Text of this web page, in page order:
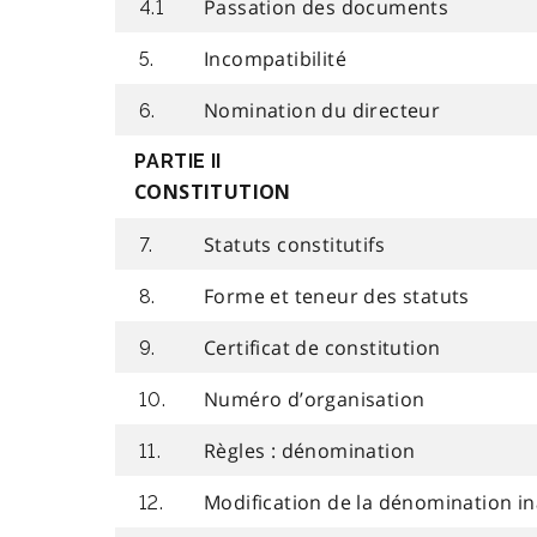
4.1 Passation des documents
5. Incompatibilité
6. Nomination du directeur
PARTIE II
CONSTITUTION
7. Statuts constitutifs
8. Forme et teneur des statuts
9. Certificat de constitution
10. Numéro d’organisation
11. Règles : dénomination
12. Modification de la dénomination